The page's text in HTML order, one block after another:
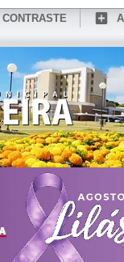
MEDIANEIRA